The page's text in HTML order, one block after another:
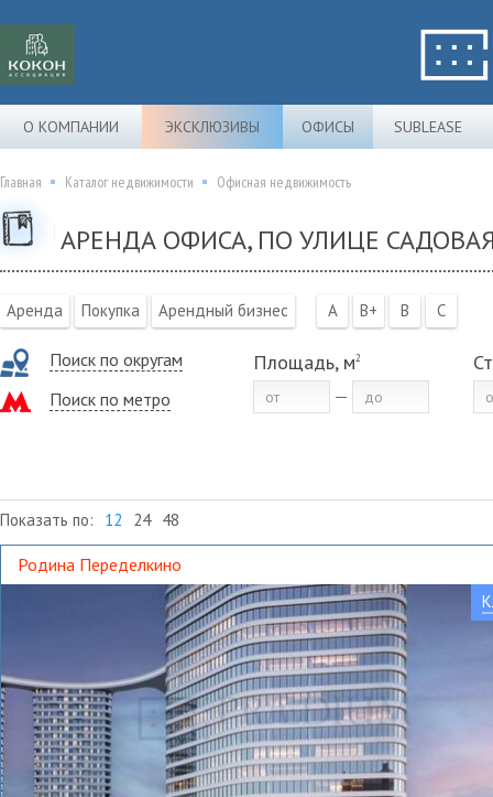
О КОМПАНИИ ЭКСКЛЮЗИВЫ ОФИСЫ SUBLEASE
Главная Каталог недвижимости Офисная недвижимость
АРЕНДА ОФИСА, ПО УЛИЦЕ
Аренда Покупка Арендный бизнес A B+ B C
Поиск по округам
Поиск по метро
Площадь, м2
Показать по: 12 24 48
Родина Переделкино